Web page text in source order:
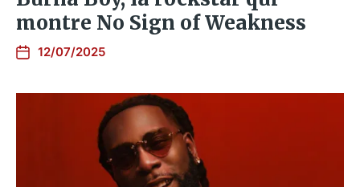
montre No Sign of Weakness
12/07/2025